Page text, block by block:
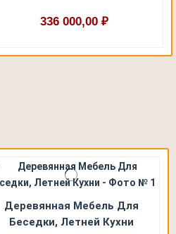
336 000,00 ₽
Деревянная Мебель Для
Беседки, Летней Кухни